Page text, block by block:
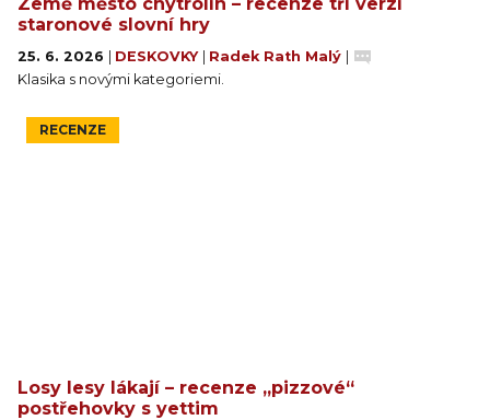
staronové slovní hry
25. 6. 2026 | DESKOVKY | Radek Rath Malý |
Klasika s novými kategoriemi.
RECENZE
Losy lesy lákají – recenze „pizzové“
postřehovky s yettim